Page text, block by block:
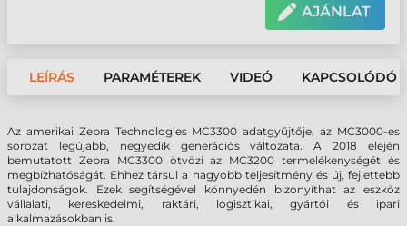
AJÁNLAT
LEÍRÁS PARAMÉTEREK VIDEÓ KAPCSOLÓDÓ
Az amerikai Zebra Technologies MC3300 adatgyűjtője, az MC3000-es
sorozat legújabb, negyedik generációs változata. A 2018 elején
bemutatott Zebra MC3300 ötvözi az MC3200 termelékenységét és
megbízhatóságát. Ehhez társul a nagyobb teljesítmény és új, fejlettebb
tulajdonságok. Ezek segítségével könnyedén bizonyíthat az eszköz
vállalati, kereskedelmi, raktári, logisztikai, gyártói és ipari
alkalmazásokban is.